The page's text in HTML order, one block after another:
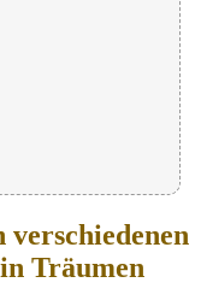
Träumen